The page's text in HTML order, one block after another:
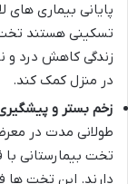
پایانی بیماری های
تسکینی هستند تخت
زندگی کاهش درد و
در منزل کمک کند.
زخم بستر و
طولانی مدت در
تخت بیمارستانی
دارند. این تخت ها